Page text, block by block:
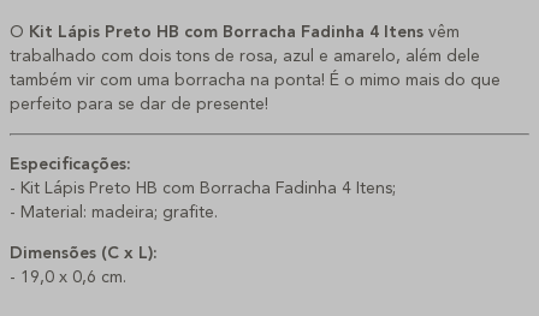
O Kit Lápis Preto HB com Borracha Fadinha 4 Itens vêm
trabalhado com dois tons de rosa, azul e amarelo, além dele
também vir com uma borracha na ponta! É o mimo mais do que
perfeito para se dar de presente!
Especificações:
- Kit Lápis Preto HB com Borracha Fadinha 4 Itens;
- Material: madeira; grafite.
Dimensões (C x L):
- 19,0 x 0,6 cm.